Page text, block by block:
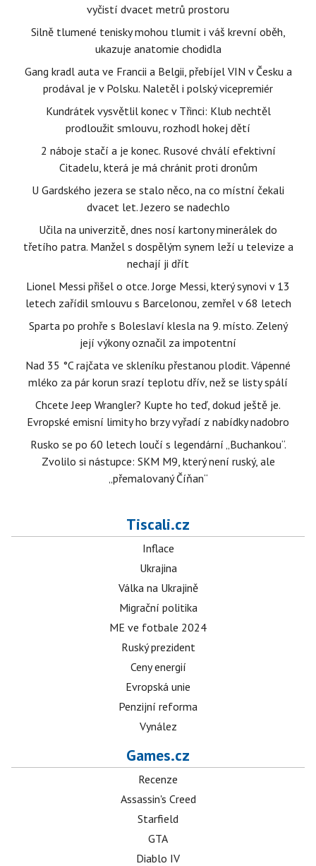
vyčistí dvacet metrů prostoru
Silně tlumené tenisky mohou tlumit i váš krevní oběh,
ukazuje anatomie chodidla
Gang kradl auta ve Francii a Belgii, přebíjel VIN v Česku a
prodával je v Polsku. Naletěl i polský vicepremiér
Kundrátek vysvětlil konec v Třinci: Klub nechtěl
prodloužit smlouvu, rozhodl hokej dětí
2 náboje stačí a je konec. Rusové chválí efektivní
Citadelu, která je má chránit proti dronům
U Gardského jezera se stalo něco, na co místní čekali
dvacet let. Jezero se nadechlo
Učila na univerzitě, dnes nosí kartony minerálek do
třetího patra. Manžel s dospělým synem leží u televize a
nechají ji dřít
Lionel Messi přišel o otce. Jorge Messi, který synovi v 13
letech zařídil smlouvu s Barcelonou, zemřel v 68 letech
Sparta po prohře s Boleslaví klesla na 9. místo. Zelený
její výkony označil za impotentní
Nad 35 °C rajčata ve skleníku přestanou plodit. Vápenné
mléko za pár korun srazí teplotu dřív, než se listy spálí
Chcete Jeep Wrangler? Kupte ho teď, dokud ještě je.
Evropské emisní limity ho brzy vyřadí z nabídky nadobro
Rusko se po 60 letech loučí s legendární „Buchankou“.
Zvolilo si nástupce: SKM M9, který není ruský, ale
„přemalovaný Číňan“
Tiscali.cz
Inflace
Ukrajina
Válka na Ukrajině
Migrační politika
ME ve fotbale 2024
Ruský prezident
Ceny energií
Evropská unie
Penzijní reforma
Vynález
Games.cz
Recenze
Assassin's Creed
Starfield
GTA
Diablo IV